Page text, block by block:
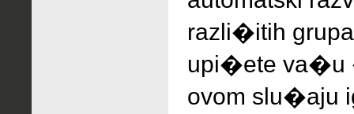
razli�itih
upi�ete va�u
ovom slu�aju